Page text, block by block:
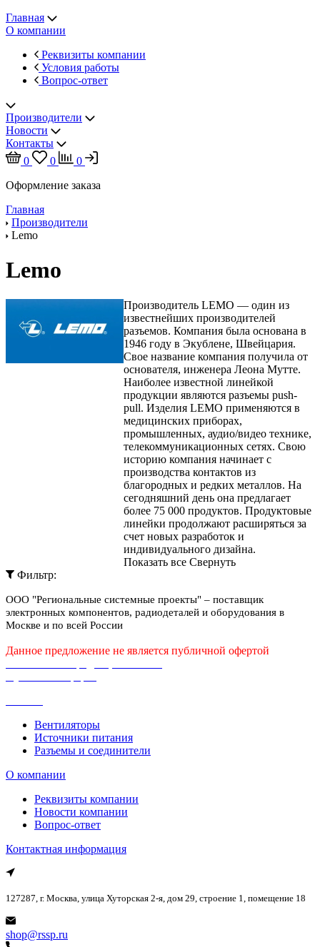
Главная
О компании
Реквизиты компании
Условия работы
Вопрос-ответ
Производители
Новости
Контакты
0
0
0
Оформление заказа
Главная
Производители
Lemo
Lemo
Производитель LEMO — один из
известнейших производителей
разъемов. Компания была основана в
1946 году в Экублене, Швейцария.
Свое название компания получила от
основателя, инженера Леона Мутте.
Наиболее известной линейкой
продукции являются разъемы push-
pull. Изделия LEMO применяются в
медицинских приборах,
промышленных, аудио/видео технике,
телекоммуникационных сетях. Свою
историю компания начинает с
производства контактов из
благородных и редких металлов. На
сегодняшний день она предлагает
более 75 000 продуктов. Продуктовые
линейки продолжают расширяться за
счет новых разработок и
индивидуального дизайна.
Показать все Свернуть
Фильтр:
ООО "Региональные системные проекты" – поставщик
электронных компонентов, радиодеталей и оборудования в
Москве и по всей России
Данное предложение не является публичной офертой
Вентиляторы
Источники питания
Разъемы и соединители
О компании
Реквизиты компании
Новости компании
Вопрос-ответ
Контактная информация
127287, г. Москва, улица Хуторская 2-я, дом 29, строение 1, помещение 18
shop@rssp.ru